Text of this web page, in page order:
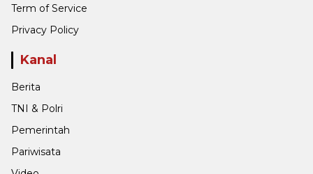
Term of Service
Privacy Policy
Kanal
Berita
TNI & Polri
Pemerintah
Pariwisata